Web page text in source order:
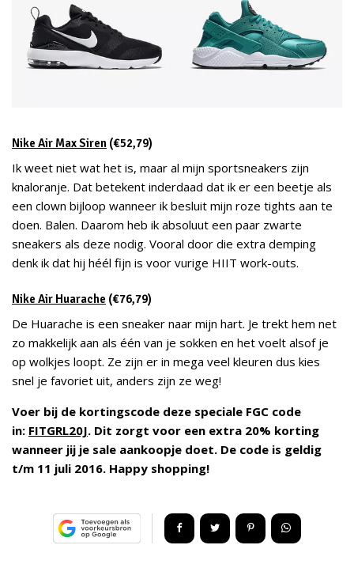
Nike Air Max Siren (€52,79)
Ik weet niet wat het is, maar al mijn sportsneakers zijn
knaloranje. Dat betekent inderdaad dat ik er een beetje als
een clown bijloop wanneer ik besluit mijn roze tights aan te
doen. Balen. Daarom heb ik absoluut een paar zwarte
sneakers als deze nodig. Vooral door die extra demping
denk ik dat hij héél fijn is voor vurige HIIT work-outs.
Nike Air Huarache (€76,79)
De Huarache is een sneaker naar mijn hart. Je trekt hem net
zo makkelijk aan als één van je sokken en het voelt alsof je
op wolkjes loopt. Ze zijn er in mega veel kleuren dus kies
snel je favoriet uit, anders zijn ze weg!
Voer bij de kortingscode deze speciale FGC code
in: FITGRL20J. Dit zorgt voor een extra 20% korting
wanneer jij je sale aankoopje doet. De code is geldig
t/m 11 juli 2016. Happy shopping!